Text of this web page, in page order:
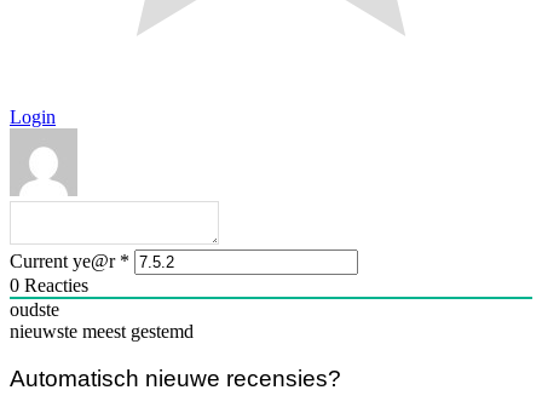
Login
Current ye@r *
0 Reacties
oudste
nieuwste meest gestemd
Automatisch nieuwe recensies?